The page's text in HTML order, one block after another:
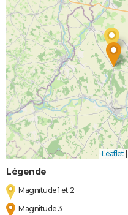
Leaflet |
Légende
Magnitude 1 et 2
Magnitude 3